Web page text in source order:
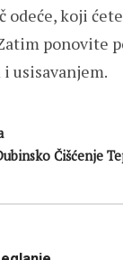
koji
ponovite
usisavanjem.
Čišćenje